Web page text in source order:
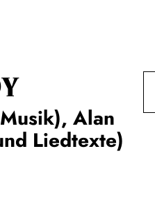
Alan
Liedtexte)